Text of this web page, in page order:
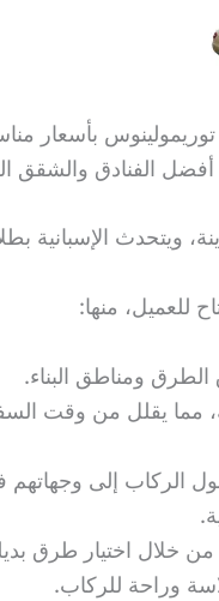
خدمة النقل من مطار ملقا إلى
الفنادق والشقق
ويتحدث الإسبانية
للعميل، منها:
ومناطق البناء.
مما يقلل من وقت
الركاب إلى
خلال اختيار طرق
وراحة للركاب.